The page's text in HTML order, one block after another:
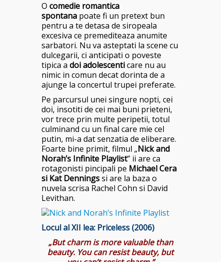
O comedie romantica
spontana poate fi un pretext bun
pentru a te detasa de siropeala
excesiva ce premediteaza anumite
sarbatori. Nu va asteptati la scene cu
dulcegarii, ci anticipati o poveste
tipica a doi adolescenticare nu au
nimic in comun decat dorinta de a
ajunge la concertul trupei preferate.
Pe parcursul unei singure nopti, cei
doi, insotiti de cei mai buni prieteni,
vor trece prin multe peripetii, totul
culminand cu un final care mie cel
putin, mi-a dat senzatia de eliberare.
Foarte bine primit, filmul „Nick and
Norah’s Infinite Playlist” ii are ca
rotagonisti pincipali pe Michael Cera
si Kat Denningssi are la baza o
nuvela scrisa Rachel Cohn si David
Levithan.
Locul al XII lea: Priceless (2006)
„But charm is more valuable than
beauty. You can resist beauty, but